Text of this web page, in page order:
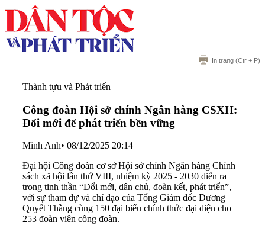
In trang (Ctr + P)
Thành tựu và Phát triển
Công đoàn Hội sở chính Ngân hàng CSXH:
Đổi mới để phát triển bền vững
Minh Anh• 08/12/2025 20:14
Đại hội Công đoàn cơ sở Hội sở chính Ngân hàng Chính
sách xã hội lần thứ VIII, nhiệm kỳ 2025 - 2030 diễn ra
trong tinh thần “Đổi mới, dân chủ, đoàn kết, phát triển”,
với sự tham dự và chỉ đạo của Tổng Giám đốc Dương
Quyết Thắng cùng 150 đại biểu chính thức đại diện cho
253 đoàn viên công đoàn.